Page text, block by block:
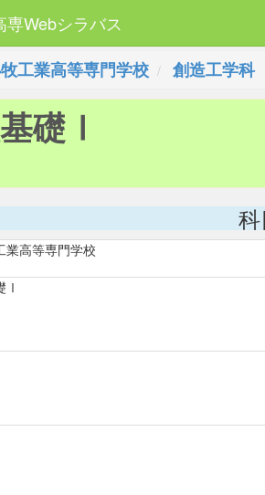
専Webシラバス
工業高等専門学校 創造工学科
礎Ⅰ
業高等専門学校
Ⅰ